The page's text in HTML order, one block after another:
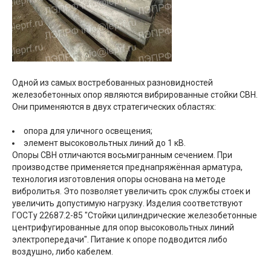
Одной из самых востребованных разновидностей
железобетонных опор являются вибрированные стойки СВН.
Они применяются в двух стратегических областях:
опора для уличного освещения;
элемент высоковольтных линий до 1 кВ.
Опоры СВН отличаются восьмигранным сечением. При
производстве применяется преднапряжённая арматура,
технология изготовления опоры основана на методе
вибролитья. Это позволяет увеличить срок службы стоек и
увеличить допустимую нагрузку. Изделия соответствуют
ГОСТу 22687.2-85 "Стойки цилиндрические железобетонные
центрифугированные для опор высоковольтных линий
электропередачи". Питание к опоре подводится либо
воздушно, либо кабелем.